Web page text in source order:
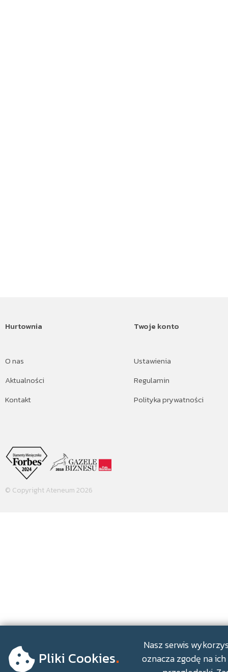
Hurtownia
O nas
Aktualności
Kontakt
Twoje konto
Ustawienia
Regulamin
Polityka prywatności
© Copyright Ateneum 2026
Pliki Cookies.
Nasz serwis
oznacza zgodę na